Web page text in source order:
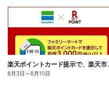
楽天ポイントカ
8月3日 ～8月10日